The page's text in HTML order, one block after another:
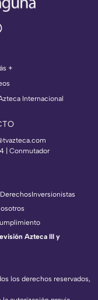
+
Internacional
| Conmutador
los derechos reservados,
DerechosInversionistas
Azteca III y